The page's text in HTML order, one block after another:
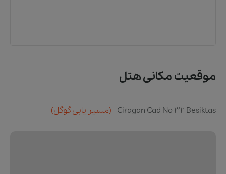
موقعیت مکانی هتل
Ciragan Cad No 32 Besiktas (مسیر یابی گوگل)